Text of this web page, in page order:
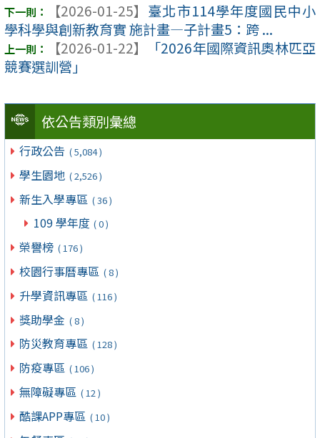
依公告類別彙總
行政公告 ( 5,084 )
學生園地 ( 2,526 )
新生入學專區 ( 36 )
109 學年度 ( 0 )
榮譽榜 ( 176 )
校園行事曆專區 ( 8 )
升學資訊專區 ( 116 )
獎助學金 ( 8 )
防災教育專區 ( 128 )
防疫專區 ( 106 )
無障礙專區 ( 12 )
酷課APP專區 ( 10 )
【2026-01-25】 臺北市114學年度國民中小
學科學與創新教育實 施計畫—子計畫5：跨 ...
【2026-01-22】
「2026年國際資訊奧林匹亞
競賽選訓營」